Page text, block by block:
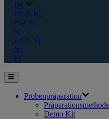
De
En (UK)
zh-CN
Se
En (US)
Nl
Fr
Probenpräparation
Demo Kit